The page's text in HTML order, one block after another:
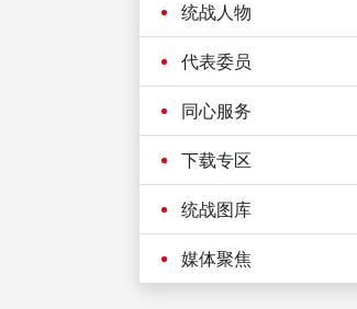
统战人物
代表委员
同心服务
下载专区
统战图库
媒体聚焦